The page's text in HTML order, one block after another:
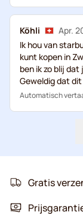
Köhli
Apr.
Ik hou van
kunt kopen in
ben ik zo blij
Geweldig dat
Automatisch
Gratis